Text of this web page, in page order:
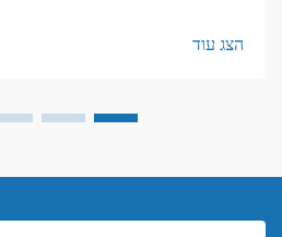
height: ...
הצג עוד